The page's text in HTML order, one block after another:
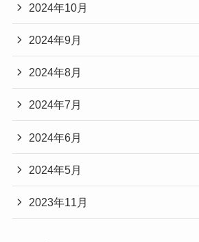
2024年10月
2024年9月
2024年8月
2024年7月
2024年6月
2024年5月
2023年11月